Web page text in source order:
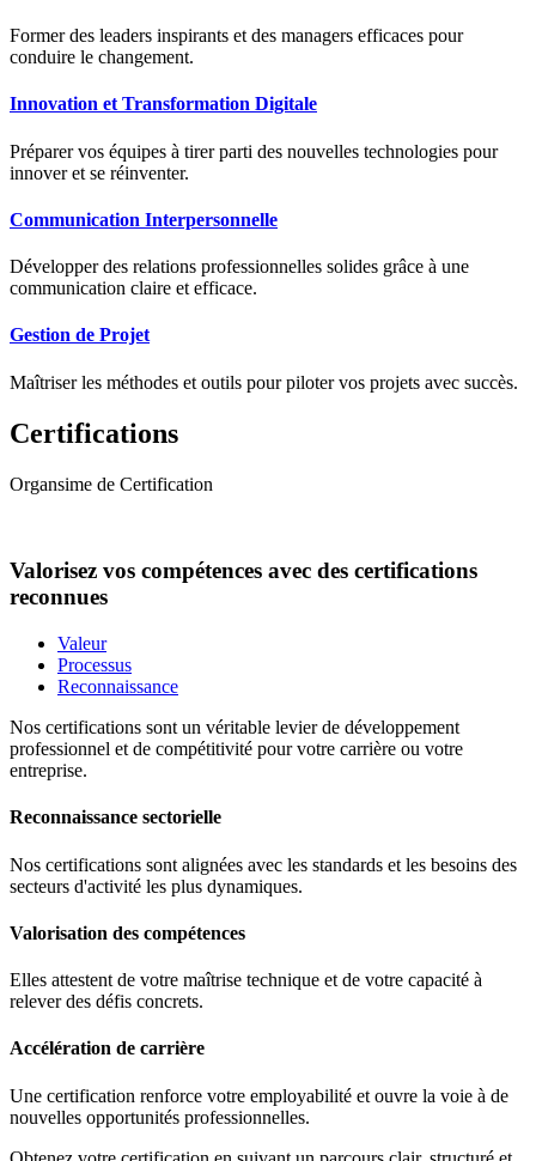
Former des leaders inspirants et des managers efficaces pour
conduire le changement.
Innovation et Transformation Digitale
Préparer vos équipes à tirer parti des nouvelles technologies pour
innover et se réinventer.
Communication Interpersonnelle
Développer des relations professionnelles solides grâce à une
communication claire et efficace.
Gestion de Projet
Maîtriser les méthodes et outils pour piloter vos projets avec succès.
Certifications
Organsime de Certification
Valorisez vos compétences avec des certifications
reconnues
Valeur
Processus
Reconnaissance
Nos certifications sont un véritable levier de développement
professionnel et de compétitivité pour votre carrière ou votre
entreprise.
Reconnaissance sectorielle
Nos certifications sont alignées avec les standards et les besoins des
secteurs d'activité les plus dynamiques.
Valorisation des compétences
Elles attestent de votre maîtrise technique et de votre capacité à
relever des défis concrets.
Accélération de carrière
Une certification renforce votre employabilité et ouvre la voie à de
nouvelles opportunités professionnelles.